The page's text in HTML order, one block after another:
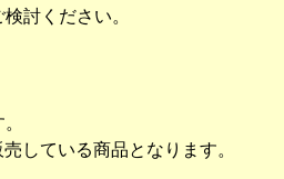
討ください。
している商品となります。